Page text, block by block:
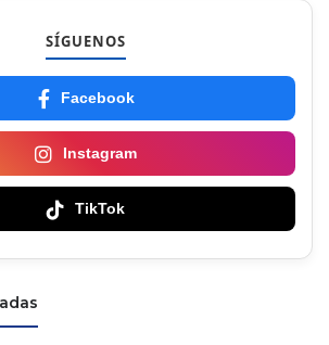
SÍGUENOS
Facebook
Instagram
TikTok